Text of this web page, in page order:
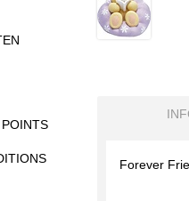
Forever